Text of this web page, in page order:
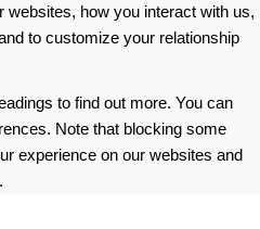
how you interact with us,
to customize your relationship
to find out more. You can
Note that blocking some
experience on our websites and